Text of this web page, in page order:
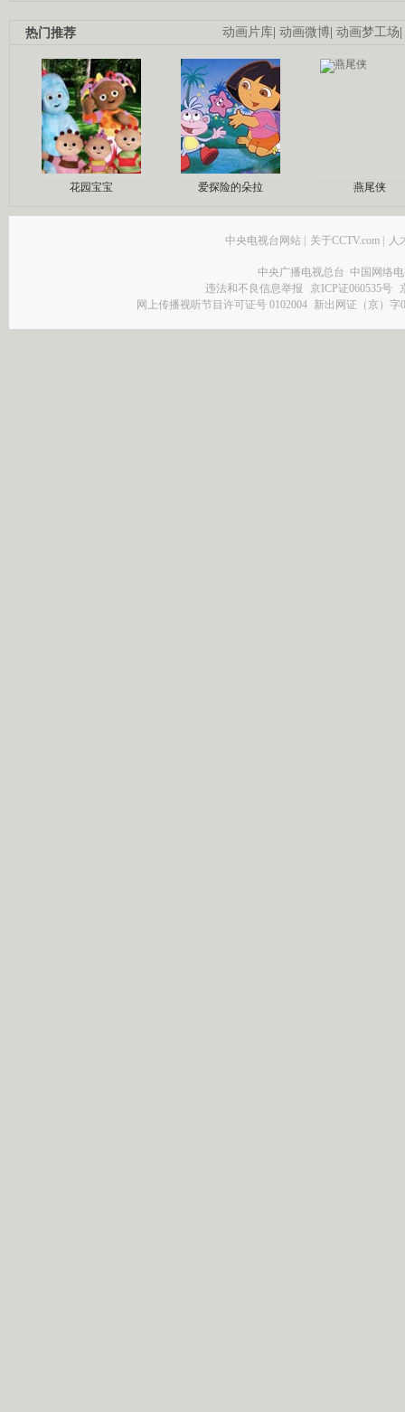
动画片库 动画微博 动画梦工场
热门推荐
花园宝宝 爱探险的朵拉 燕尾侠
中央电视台网站 关于CCTV.com 人
中央广播电视总台 中国网络
违法和不良信息举报
京ICP证060535号
网上传播视听节目许可证号 0102004 新出网证（京）